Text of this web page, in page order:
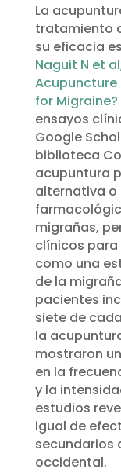
La
tratamiento
su eficacia
Naguit N et
Acupuncture
for Migraine?
ensayos
Google
biblioteca
acupuntura
alternativa
migrañas,
clínicos
como una
de la
pacientes
siete de
la
mostraron
en la
y la
estudios
igual de
secundarios
occidental.